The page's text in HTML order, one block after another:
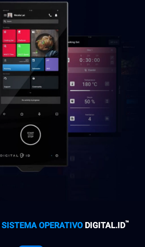
SISTEMA OPERATIVODIGITAL.ID™